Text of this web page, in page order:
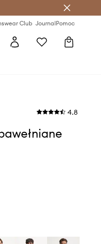
Club JournalPomoc
4.8